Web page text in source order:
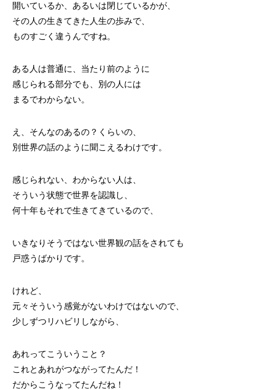
開いているか、あるいは閉じているかが、
その人の生きてきた人生の歩みで、
ものすごく違うんですね。
ある人は普通に、当たり前のように
感じられる部分でも、別の人には
まるでわからない。
え、そんなのあるの？くらいの、
別世界の話のように聞こえるわけです。
感じられない、わからない人は、
そういう状態で世界を認識し、
何十年もそれで生きてきているので、
いきなりそうではない世界観の話をされても
戸惑うばかりです。
けれど、
元々そういう感覚がないわけではないので、
少しずつリハビリしながら、
あれってこういうこと？
これとあれがつながってたんだ！
だからこうなってたんだね！